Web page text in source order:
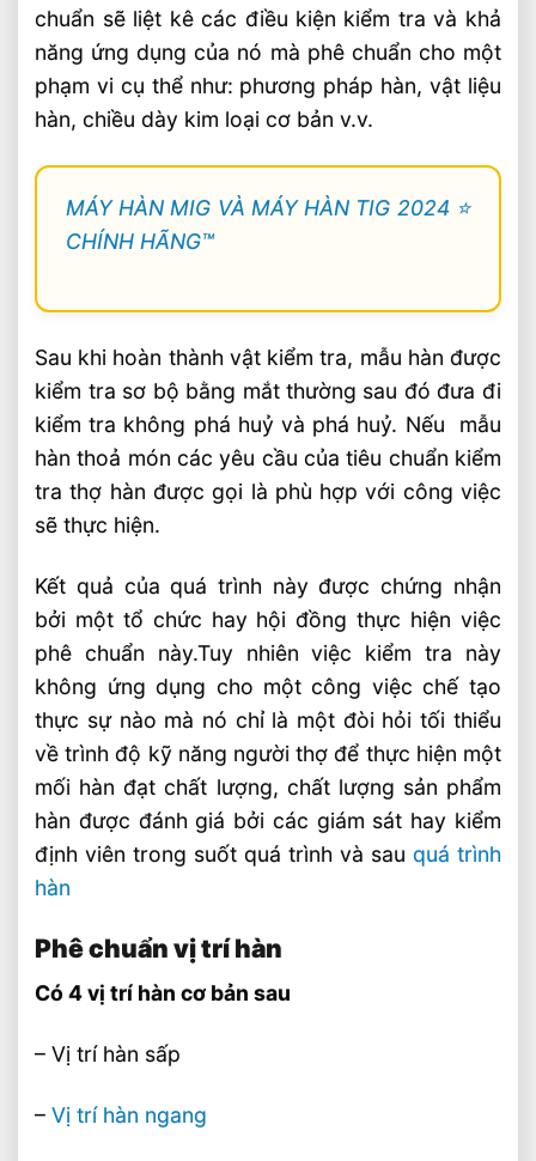
chuẩn sẽ liệt kê các điều kiện kiểm tra và khả
năng ứng dụng của nó mà phê chuẩn cho một
phạm vi cụ thể như: phương pháp hàn, vật liệu
hàn, chiều dày kim loại cơ bản v.v.
MÁY HÀN MIG VÀ MÁY HÀN TIG 2024 ⭐️
CHÍNH HÃNG™
Sau khi hoàn thành vật kiểm tra, mẫu hàn được
kiểm tra sơ bộ bằng mắt thường sau đó đưa đi
kiểm tra không phá huỷ và phá huỷ. Nếu mẫu
hàn thoả món các yêu cầu của tiêu chuẩn kiểm
tra thợ hàn được gọi là phù hợp với công việc
sẽ thực hiện.
Kết quả của quá trình này được chứng nhận
bởi một tổ chức hay hội đồng thực hiện việc
phê chuẩn này.Tuy nhiên việc kiểm tra này
không ứng dụng cho một công việc chế tạo
thực sự nào mà nó chỉ là một đòi hỏi tối thiểu
về trình độ kỹ năng người thợ để thực hiện một
mối hàn đạt chất lượng, chất lượng sản phẩm
hàn được đánh giá bởi các giám sát hay kiểm
định viên trong suốt quá trình và sau quá trình
hàn
Phê chuẩn vị trí hàn
Có 4 vị trí hàn cơ bản sau
– Vị trí hàn sấp
–Vị trí hàn ngang